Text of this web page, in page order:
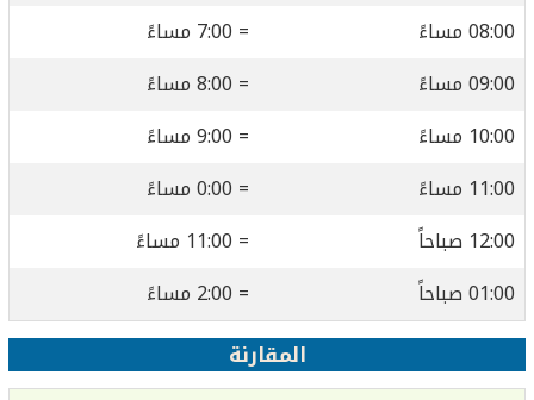
08:00 مساءً
= 7:00 مساءً
09:00 مساءً
= 8:00 مساءً
10:00 مساءً
= 9:00 مساءً
11:00 مساءً
= 0:00 مساءً
12:00 صباحاً
= 11:00 مساءً
01:00 صباحاً
= 2:00 مساءً
المقارنة